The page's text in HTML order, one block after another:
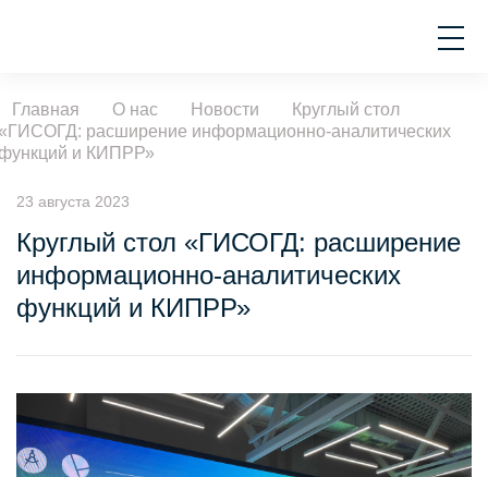
Главная О нас Новости
Круглый стол
расширение информационно-аналитических
и КИПРР»
23 августа 2023
Круглый стол «ГИСОГД: расширение
информационно-аналитических
функций и КИПРР»